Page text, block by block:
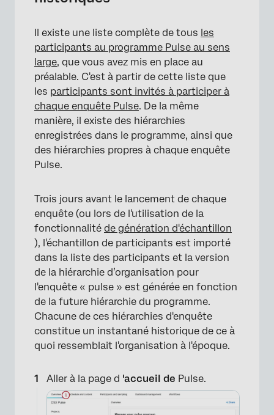
Il existe une liste complète de tous les
participants au programme Pulse au sens
large, que vous avez mis en place au
préalable. C'est à partir de cette liste que
les participants sont invités à participer à
chaque enquête Pulse. De la même
manière, il existe des hiérarchies
enregistrées dans le programme, ainsi que
des hiérarchies propres à chaque enquête
Pulse.
Trois jours avant le lancement de chaque
enquête (ou lors de l'utilisation de la
fonctionnalité de génération d'échantillon
), l'échantillon de participants est importé
dans la liste des participants et la version
de la hiérarchie d’organisation pour
l'enquête « pulse » est générée en fonction
de la future hiérarchie du programme.
Chacune de ces hiérarchies d'enquête
constitue un instantané historique de ce à
quoi ressemblait l'organisation à l'époque.
Aller à la page d 'accueil de Pulse.